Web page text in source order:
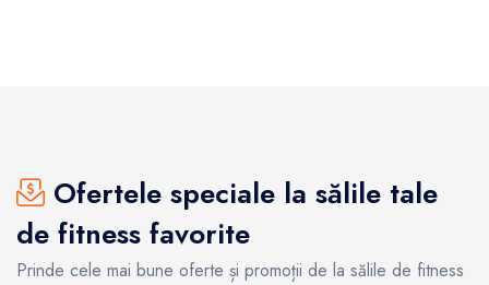
Ofertele speciale la sălile tale
de fitness favorite
Prinde cele mai bune oferte și promoții de la sălile de fitness